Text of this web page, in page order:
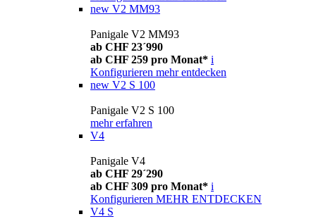
new V2 MM93
Panigale V2 MM93
ab CHF 23´990
ab CHF 259 pro Monat* i
Konfigurieren mehr entdecken
new V2 S 100
Panigale V2 S 100
mehr erfahren
V4
Panigale V4
ab CHF 29´290
ab CHF 309 pro Monat* i
Konfigurieren MEHR ENTDECKEN
V4 S